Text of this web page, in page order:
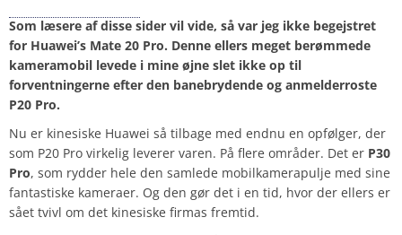
Som læsere af disse sider vil vide, så var jeg ikke begejstret
for Huawei’s Mate 20 Pro. Denne ellers meget berømmede
kameramobil levede i mine øjne slet ikke op til
forventningerne efter den banebrydende og anmelderroste
P20 Pro.
Nu er kinesiske Huawei så tilbage med endnu en opfølger, der
som P20 Pro virkelig leverer varen. På flere områder. Det er P30
Pro, som rydder hele den samlede mobilkamerapulje med sine
fantastiske kameraer. Og den gør det i en tid, hvor der ellers er
sået tvivl om det kinesiske firmas fremtid.